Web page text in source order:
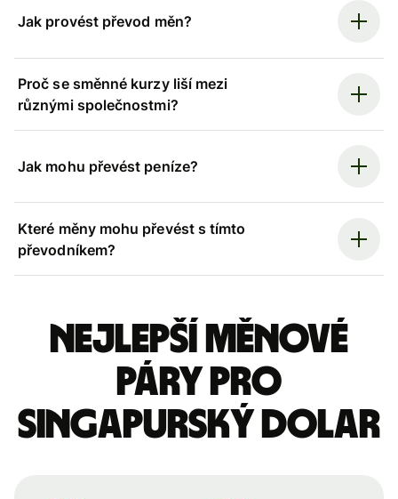
Jak provést převod měn?
Proč se směnné kurzy liší mezi
různými společnostmi?
Jak mohu převést peníze?
Které měny mohu převést s tímto
převodníkem?
Nejlepší měnové
páry pro
singapurský dolar